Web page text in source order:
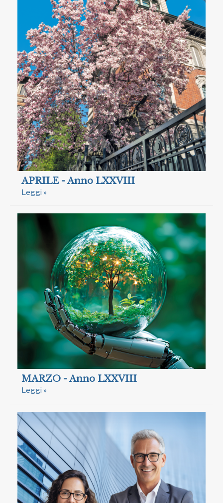
APRILE - Anno LXXVIII
Leggi »
MARZO - Anno LXXVIII
Leggi »